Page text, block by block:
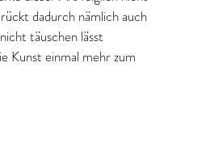
dadurch nämlich auch
täuschen lässt
Kunst einmal mehr zum